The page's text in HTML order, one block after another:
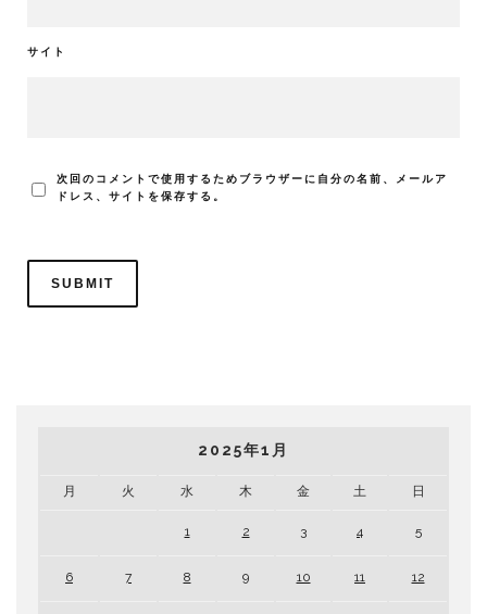
サイト
次回のコメントで使用するためブラウザーに自分の名前、メールア
ドレス、サイトを保存する。
2025年1月
月 火 水 木 金 土 日
1 2 3 4 5
6 7 8 9 10 11 12